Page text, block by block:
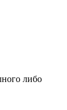
либо